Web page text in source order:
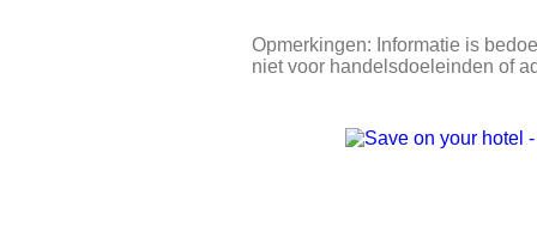
Opmerkingen: Informatie is
niet voor handelsdoeleinden of